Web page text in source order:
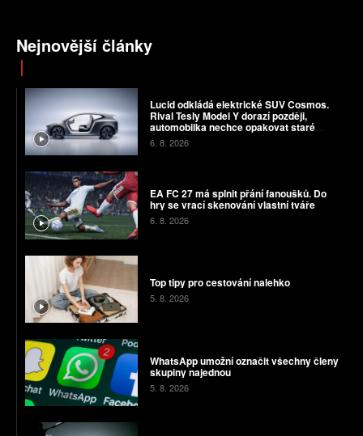
Nejnovější články
Lucid odkládá elektrické SUV Cosmos.
Rival Tesly Model Y dorazí později,
automobilka nechce opakovat staré
chyby
6. 8. 2026
EA FC 27 má splnit přání fanoušků. Do
hry se vrací skenování vlastní tváře
6. 8. 2026
Top tipy pro cestování nalehko
5. 8. 2026
WhatsApp umožní označit všechny členy
skupiny najednou
5. 8. 2026